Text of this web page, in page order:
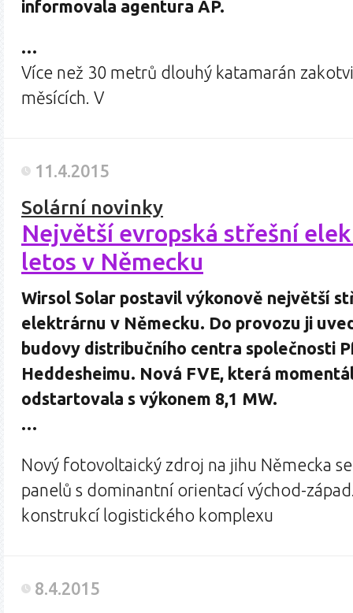
informovala agentura AP.
…
Více než 30 metrů dlouhý katamarán
měsících. V
11.4.2015
Solární novinky
Největší evropská střešní
letos v Německu
Wirsol Solar postavil výkonově největší
elektrárnu v Německu. Do provozu ji
budovy distribučního centra společnosti
Heddesheimu. Nová FVE, která
odstartovala s výkonem 8,1 MW.
…
Nový fotovoltaický zdroj na jihu Německa
panelů s dominantní orientací východ-
konstrukcí logistického komplexu
8.4.2015